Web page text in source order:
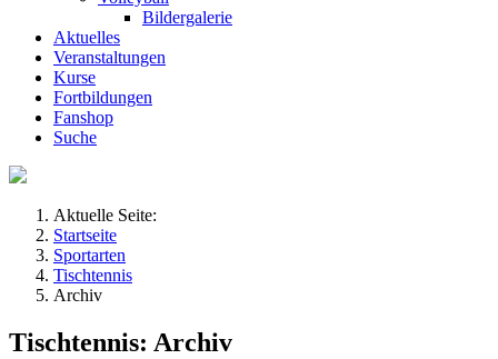
Bildergalerie
Aktuelles
Veranstaltungen
Kurse
Fortbildungen
Fanshop
Suche
Aktuelle Seite:
Startseite
Sportarten
Tischtennis
Archiv
Tischtennis: Archiv